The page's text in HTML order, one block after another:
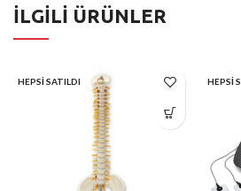
İLGILI ÜRÜNLER
HEPSI SATILDI HEPSI